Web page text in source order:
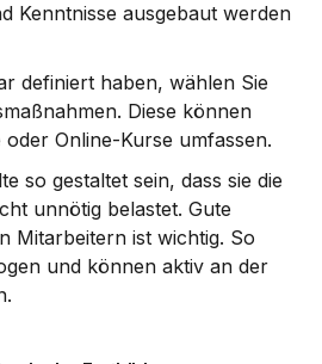
Kenntnisse ausgebaut werden
definiert haben, wählen Sie
Diese können
Online-Kurse umfassen.
so gestaltet sein, dass sie die
unnötig belastet. Gute
Mitarbeitern ist wichtig. So
und können aktiv an der